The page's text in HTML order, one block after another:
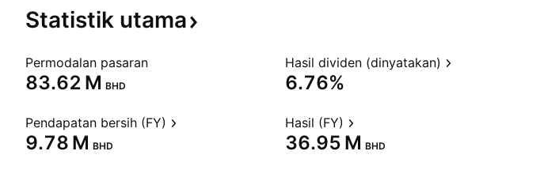
Statistik utama
Permodalan pasaran
‪83.62 M‬ BHD
Hasil dividen (dinyatakan)
6.76%
Pendapatan bersih (FY)
‪9.78 M‬ BHD
Hasil (FY)
‪36.95 M‬ BHD